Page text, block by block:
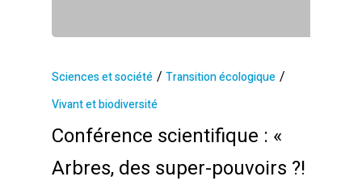
Sciences et société / Transition écologique /
Vivant et biodiversité
Conférence scientifique : «
Arbres, des super-pouvoirs ?!